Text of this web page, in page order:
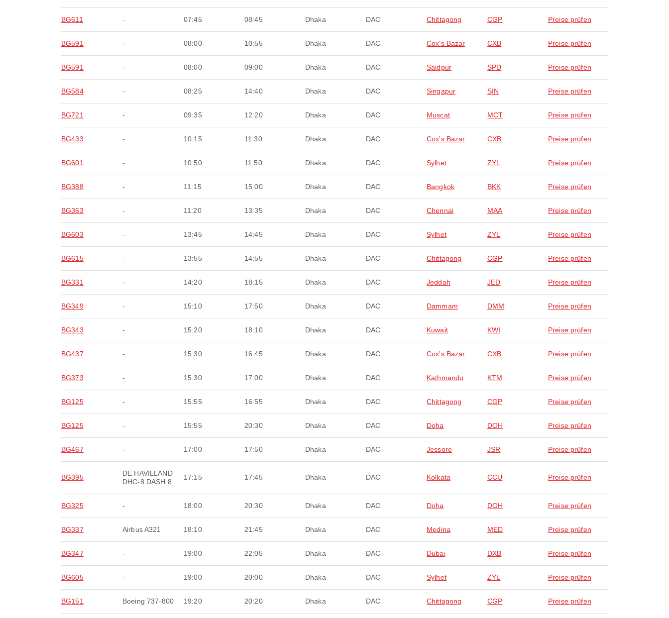
BG611 - 07:45 08:45 Dhaka DAC Chittagong CGP Preise prüfen
BG591 - 08:00 10:55 Dhaka DAC Cox's Bazar CXB Preise prüfen
BG591 - 08:00 09:00 Dhaka DAC Saidpur SPD Preise prüfen
BG584 - 08:25 14:40 Dhaka DAC Singapur SIN Preise prüfen
BG721 - 09:35 12:20 Dhaka DAC Muscat MCT Preise prüfen
BG433 - 10:15 11:30 Dhaka DAC Cox's Bazar CXB Preise prüfen
BG601 - 10:50 11:50 Dhaka DAC Sylhet ZYL Preise prüfen
BG388 - 11:15 15:00 Dhaka DAC Bangkok BKK Preise prüfen
BG363 - 11:20 13:35 Dhaka DAC Chennai MAA Preise prüfen
BG603 - 13:45 14:45 Dhaka DAC Sylhet ZYL Preise prüfen
BG615 - 13:55 14:55 Dhaka DAC Chittagong CGP Preise prüfen
BG331 - 14:20 18:15 Dhaka DAC Jeddah JED Preise prüfen
BG349 - 15:10 17:50 Dhaka DAC Dammam DMM Preise prüfen
BG343 - 15:20 18:10 Dhaka DAC Kuwait KWI Preise prüfen
BG437 - 15:30 16:45 Dhaka DAC Cox's Bazar CXB Preise prüfen
BG373 - 15:30 17:00 Dhaka DAC Kathmandu KTM Preise prüfen
BG125 - 15:55 16:55 Dhaka DAC Chittagong CGP Preise prüfen
BG125 - 15:55 20:30 Dhaka DAC Doha DOH Preise prüfen
BG467 - 17:00 17:50 Dhaka DAC Jessore JSR Preise prüfen
BG395
DE HAVILLAND
DHC-8 DASH 8
17:15 17:45 Dhaka DAC Kolkata CCU Preise prüfen
BG325 - 18:00 20:30 Dhaka DAC Doha DOH Preise prüfen
BG337 Airbus A321 18:10 21:45 Dhaka DAC Medina MED Preise prüfen
BG347 - 19:00 22:05 Dhaka DAC Dubai DXB Preise prüfen
BG605 - 19:00 20:00 Dhaka DAC Sylhet ZYL Preise prüfen
BG151 Boeing 737-800 19:20 20:20 Dhaka DAC Chittagong CGP Preise prüfen